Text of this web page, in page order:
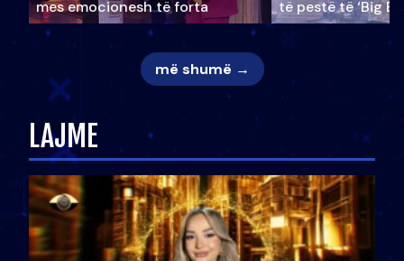
mes emocionesh të forta
të pestë të ‘Big
më shumë →
LAJME